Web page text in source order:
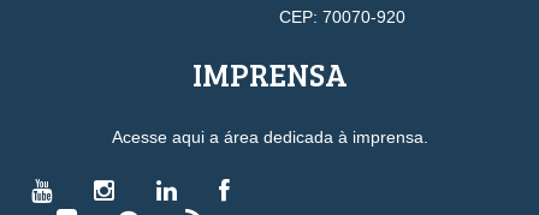
CEP: 70070-920
IMPRENSA
Acesse aqui a área dedicada à imprensa.